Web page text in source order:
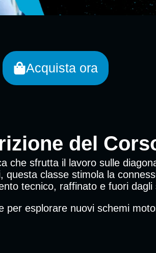
Acquista ora
del
che sfrutta il lavoro sulle
questa classe stimola la
tecnico, raffinato e fuori dagli
per esplorare nuovi schemi